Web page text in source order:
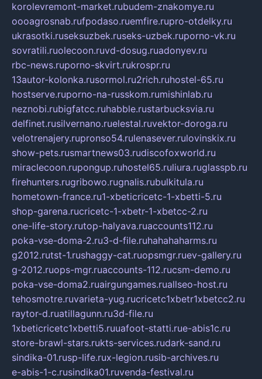
korolevremont-market.rubudem-znakomye.ru
oooagrosnab.rufpodaso.ruemfire.rupro-otdelky.ru
ukrasotki.ruseksuzbek.ruseks-uzbek.ruporno-vk.ru
sovratili.ruolecoon.ruvd-dosug.ruadonyev.ru
rbc-news.ruporno-skvirt.rukrospr.ru
13autor-kolonka.rusormol.ru2rich.ruhostel-65.ru
hostserve.ruporno-na-russkom.rumishinlab.ru
neznobi.rubigfatcc.ruhabble.rustarbucksvia.ru
delfinet.rusilvernano.ruelestal.ruvektor-doroga.ru
velotrenajery.rupronso54.rulenasever.rulovinskix.ru
show-pets.rusmartnews03.rudiscofoxworld.ru
miraclecoon.rupongup.ruhostel65.ruliura.ruglasspb.ru
firehunters.rugribowo.rugnalis.rubulkitula.ru
hometown-france.ru1-xbeticricetc-1-xbetti-5.ru
shop-garena.rucricetc-1-xbetr-1-xbetcc-2.ru
one-life-story.rutop-halyava.ruaccounts112.ru
poka-vse-doma-2.ru3-d-file.ruhahahaharms.ru
g2012.rutst-1.rushaggy-cat.ruopsmgr.ruev-gallery.ru
g-2012.ruops-mgr.ruaccounts-112.rucsm-demo.ru
poka-vse-doma2.ruairgungames.ruallseo-host.ru
tehosmotre.ruvarieta-yug.rucricetc1xbetr1xbetcc2.ru
raytor-d.ruatillagunn.ru3d-file.ru
1xbeticricetc1xbetti5.ruuafoot-statti.rue-abis1c.ru
store-brawl-stars.rukts-services.rudark-sand.ru
sindika-01.rusp-life.rux-legion.rusib-archives.ru
e-abis-1-c.rusindika01.ruvenda-festival.ru